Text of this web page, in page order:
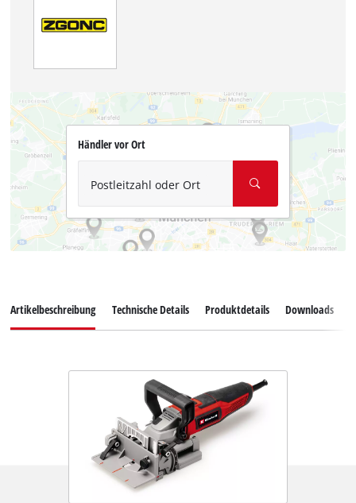
Händler vor Ort
Postleitzahl oder Ort
Artikelbeschreibung Technische Details Produktdetails Downloads